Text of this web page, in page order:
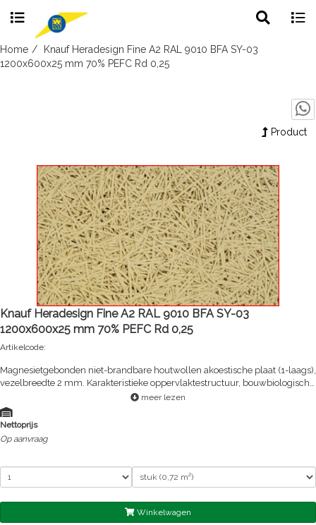
Skip
to
search
Home
Knauf Heradesign Fine A2 RAL 9010 BFA SY-03
1200x600x25 mm 70% PEFC Rd 0,25
Product
Knauf Heradesign Fine A2 RAL 9010 BFA SY-03
1200x600x25 mm 70% PEFC Rd 0,25
Artikelcode:
Magnesietgebonden niet-brandbare houtwollen akoestische plaat (1-laags),
vezelbreedte 2 mm. Karakteristieke oppervlaktestructuur, bouwbiologisch
meer lezen
Nettoprijs
Op aanvraag
Winkelwagen